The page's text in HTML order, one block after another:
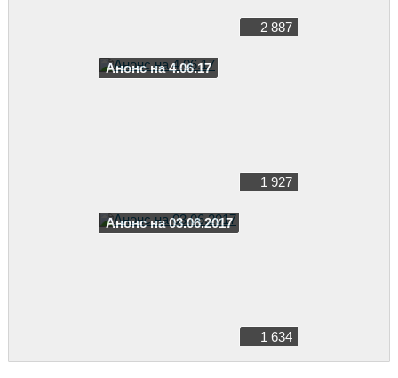
2 887
Анонс на 4.06.17
1 927
Анонс на 03.06.2017
1 634